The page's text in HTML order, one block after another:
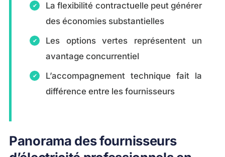
La flexibilité contractuelle peut générer
des économies substantielles
Les options vertes représentent un
avantage concurrentiel
L’accompagnement technique fait la
différence entre les fournisseurs
Panorama des fournisseurs